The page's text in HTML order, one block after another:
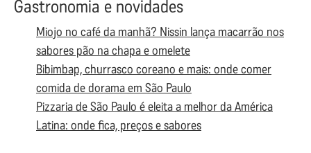
Gastronomia e novidades
Miojo no café da manhã? Nissin lança macarrão nos
sabores pão na chapa e omelete
Bibimbap, churrasco coreano e mais: onde comer
comida de dorama em São Paulo
Pizzaria de São Paulo é eleita a melhor da América
Latina: onde fica, preços e sabores